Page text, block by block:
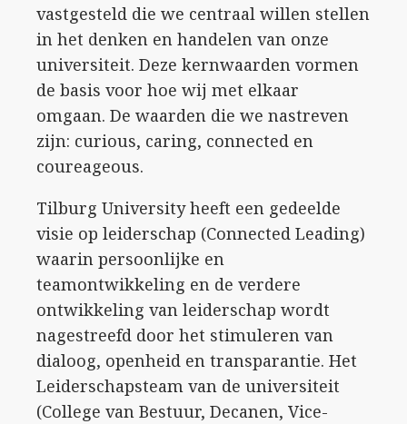
vastgesteld die we centraal willen stellen
in het denken en handelen van onze
universiteit. Deze kernwaarden vormen
de basis voor hoe wij met elkaar
omgaan. De waarden die we nastreven
zijn: curious, caring, connected en
coureageous.
Tilburg University heeft een gedeelde
visie op leiderschap (Connected Leading)
waarin persoonlijke en
teamontwikkeling en de verdere
ontwikkeling van leiderschap wordt
nagestreefd door het stimuleren van
dialoog, openheid en transparantie. Het
Leiderschapsteam van de universiteit
(College van Bestuur, Decanen, Vice-